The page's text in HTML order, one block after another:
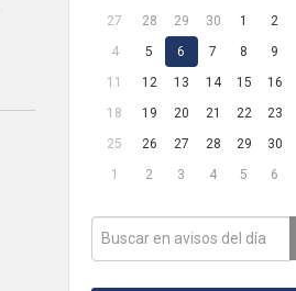
27 28 29 30 1 2
4
5 6 7 8 9
11
12 13 14 15 16
18
19 20 21 22 23
25
26 27 28 29 30
1
2 3 4 5 6